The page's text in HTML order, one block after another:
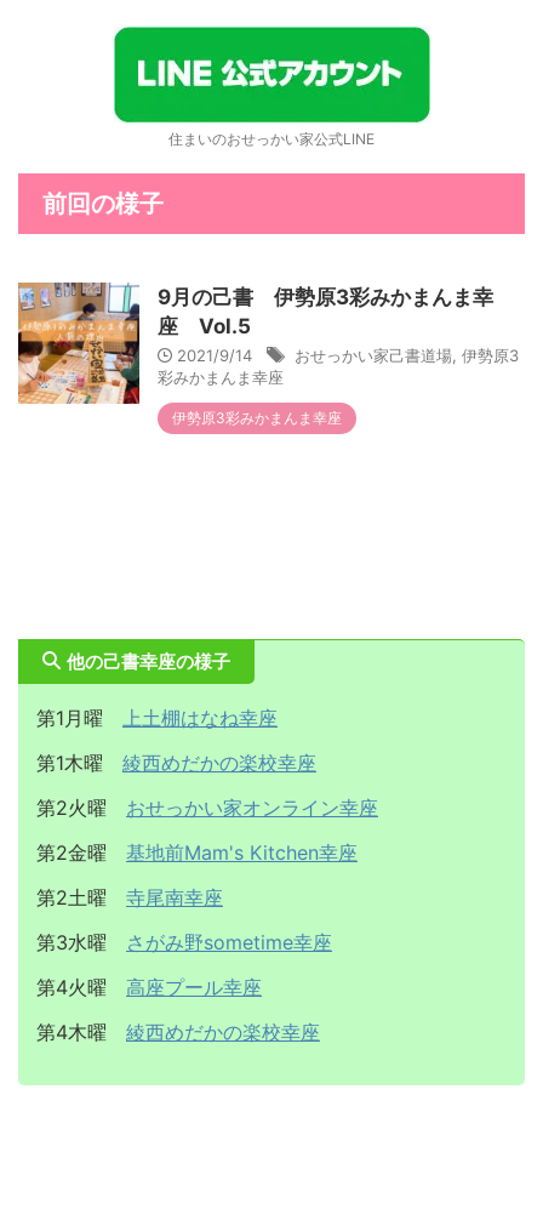
住まいのおせっかい家公式LINE
前回の様子
9月の己書 伊勢原3彩みかまんま幸
座 Vol.5
2021/9/14 おせっかい家己書道場 伊勢原3
彩みかまんま幸座
伊勢原3彩みかまんま幸座
他の己書幸座の様子
第1月曜
上土棚はなね幸座
第1木曜 綾西めだかの楽校幸座
第2火曜 おせっかい家オンライン幸座
第2金曜 基地前Mam's Kitchen幸座
第2土曜 寺尾南幸座
第3水曜 さがみ野sometime幸座
第4火曜 高座プール幸座
第4木曜 綾西めだかの楽校幸座